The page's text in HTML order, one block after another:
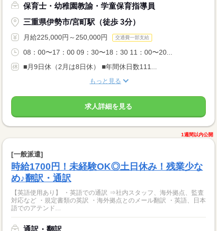
保育士・幼稚園教諭・学童保育指導員
三重県伊勢市/宮町駅（徒歩 3分）
月給225,000円～250,000円 交通費一部支給
08：00〜17：00 09：30〜18：30 11：00〜20...
■月9日休（2月は8日休） ■年間休日数111...
もっと見る
求人詳細を見る
1週間以内公開
[一般派遣]
時給1700円！未経験OK◎土日休み！残業少な
め♪翻訳・通訳
【英語使用あり】 ・英語での通訳 ⇒社内スタッフ、海外拠点、監査
対応など ・規定書類の英訳 ・海外拠点とのメール翻訳 ・英語、日本
語でのアテンド...